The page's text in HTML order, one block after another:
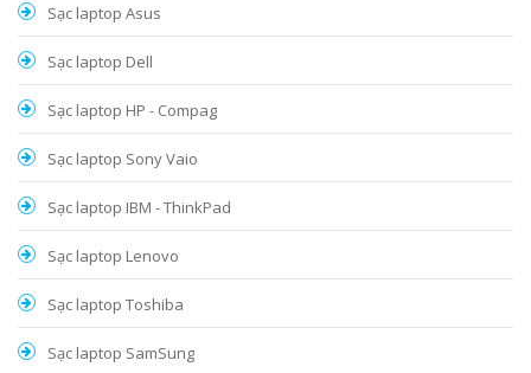
Sạc laptop Asus
Sạc laptop Dell
Sạc laptop HP - Compag
Sạc laptop Sony Vaio
Sạc laptop IBM - ThinkPad
Sạc laptop Lenovo
Sạc laptop Toshiba
Sạc laptop SamSung